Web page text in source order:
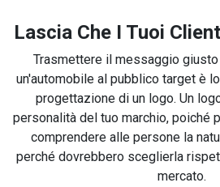
Lascia Che I Tuoi
Trasmettere il messaggio
un'automobile al pubblico target è
progettazione di un logo. Un
personalità del tuo marchio, poiché
comprendere alle persone la
perché dovrebbero sceglierla
mercato.